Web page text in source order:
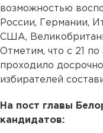
возможностью
России, Германии,
США,
Отметим, что с 21
проходило
избирателей
На пост главы
кандидатов: